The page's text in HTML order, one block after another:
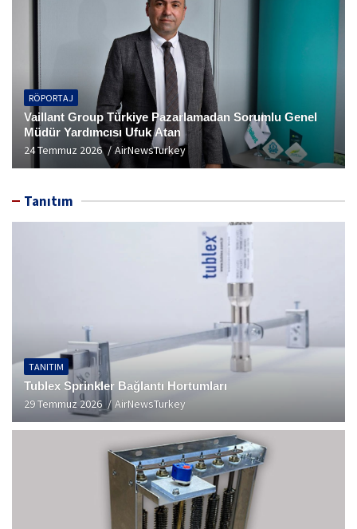
RÖPORTAJ
Vaillant Group Türkiye Pazarlamadan Sorumlu Genel
Müdür Yardımcısı Ufuk Atan
24 Temmuz 2026 AirNewsTurkey
Tanıtım
TANITIM
Tublex Sprinkler Bağlantı Hortumları
29 Temmuz 2026 AirNewsTurkey